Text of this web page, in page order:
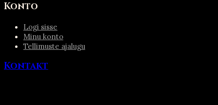
Konto
Logi sisse
Minu konto
Tellimuste ajalugu
Kontakt